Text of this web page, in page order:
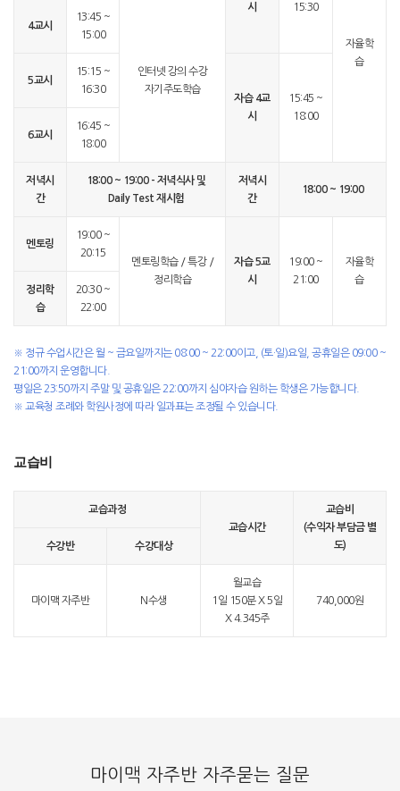
시
15:30
자율학
습
4교시
13:45 ~
15:00
인터넷 강의 수강
자기주도학습
5교시
15:15 ~
16:30
자습 4교
시
15:45 ~
18:00
6교시
16:45 ~
18:00
저녁시
간
18:00 ~ 19:00 - 저녁식사 및
Daily Test 재시험
저녁시
간
18:00 ~ 19:00
멘토링
19:00 ~
20:15
멘토링학습 / 특강 /
정리학습
자습 5교
시
19:00 ~
21:00
자율학
습
정리학
습
20:30 ~
22:00
※ 정규 수업시간은 월 ~ 금요일까지는 08:00 ~ 22:00이고, (토·일)요일, 공휴일은 09:00 ~
21:00까지 운영합니다.
평일은 23:50까지 주말 및 공휴일은 22:00까지 심야자습 원하는 학생은 가능합니다.
※ 교육청 조례와 학원사정에 따라 일과표는 조정될 수 있습니다.
교습비
교습과정
교습시간
교습비
(수익자 부담금 별
도)
수강반 수강대상
마이맥 자주반 N수생
월교습
1일 150분 X 5일
X 4.345주
740,000원
마이맥 자주반 자주묻는 질문